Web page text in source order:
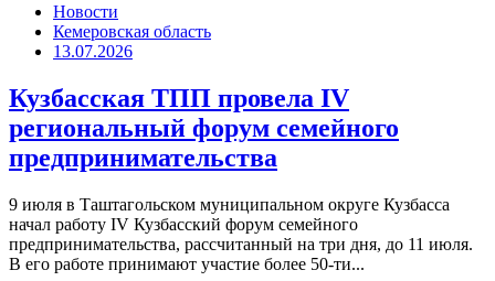
Новости
Кемеровская область
13.07.2026
Кузбасская ТПП провела IV
региональный форум семейного
предпринимательства
9 июля в Таштагольском муниципальном округе Кузбасса
начал работу IV Кузбасский форум семейного
предпринимательства, рассчитанный на три дня, до 11 июля.
В его работе принимают участие более 50-ти...